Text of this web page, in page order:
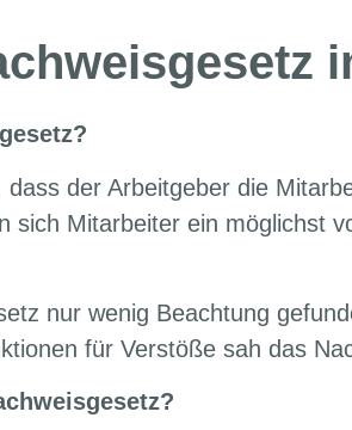
der Arbeitgeber die
sich Mitarbeiter ein möglichst
nur wenig Beachtung
für Verstöße sah das